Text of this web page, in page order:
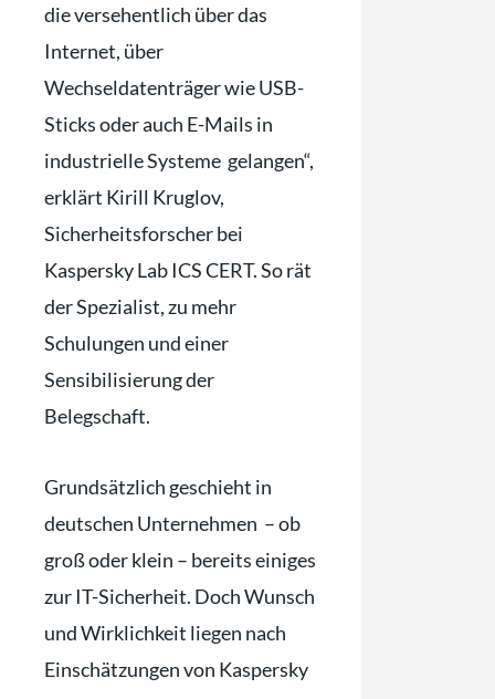
die versehentlich über das
Internet, über
Wechseldatenträger wie USB-
Sticks oder auch E-Mails in
industrielle Systeme gelangen“,
erklärt Kirill Kruglov,
Sicherheitsforscher bei
Kaspersky Lab ICS CERT. So rät
der Spezialist, zu mehr
Schulungen und einer
Sensibilisierung der
Belegschaft.
Grundsätzlich geschieht in
deutschen Unternehmen – ob
groß oder klein – bereits einiges
zur IT-Sicherheit. Doch Wunsch
und Wirklichkeit liegen nach
Einschätzungen von Kaspersky